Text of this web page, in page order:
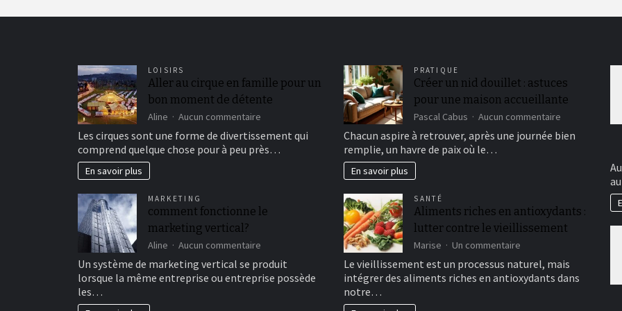
LOISIRS
Aller au cirque en famille pour un
bon moment de détente
Aline Aucun commentaire
au
cirque
bon
Les cirques sont une forme de divertissement qui
comprend quelque chose pour à peu près…
En savoir plus
MARKETING
comment fonctionne le
marketing vertical?
Aline Aucun commentaire
fonctionne
le
Un système de marketing vertical se produit
lorsque la même entreprise ou entreprise possède
les…
PRATIQUE
Créer un nid douillet : astuces
pour une maison accueillante
Pascal Cabus Aucun commentaire
un
une
maison
Chacun aspire à retrouver, après une journée bien
remplie, un havre de paix où le…
En savoir plus
SANTÉ
Aliments riches en antioxydants :
lutter contre le vieillissement
Marise Un commentaire
riches
en
Le vieillissement est un processus naturel, mais
intégrer des aliments riches en antioxydants dans
notre…